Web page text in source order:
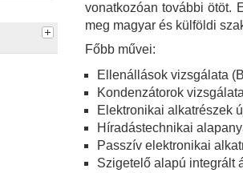
vonatkozóan további ötöt.
meg magyar és külföldi
Főbb művei:
Ellenállások vizsgálata
Kondenzátorok
Elektronikai alkatrészek
Híradástechnikai
Passzív elektronikai
Szigetelő alapú integrált